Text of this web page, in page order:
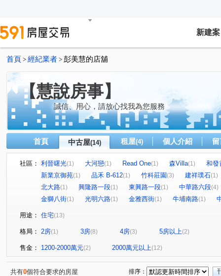
新建案
首頁 > 經紀業者 > 彭美慧的店舖
【慧說房事】
誠信、用心，請放心找我為您服務
首頁 中古屋(14) 租屋(4) 個人介紹
社區： 利晉曙光(1) 大河戀(1) Read One(1) 森Villa(1)
和發
新業京御苑(1) 品禾 B-612(1) 竹科莊園(3) 建祥璞石(1)
北大路(1) 興隆路一段(1) 東興路一段(1) 中華路六段(4)
金獅八街(1) 光明六路(1) 金雅西街(1) 牛埔南路(1)
用途： 住宅(13)
格局： 2房(1) 3房(8) 4房(3) 5房以上(2)
售金： 1200-2000萬元(2) 2000萬元以上(12)
共有0個符合要求的房屋 排序：